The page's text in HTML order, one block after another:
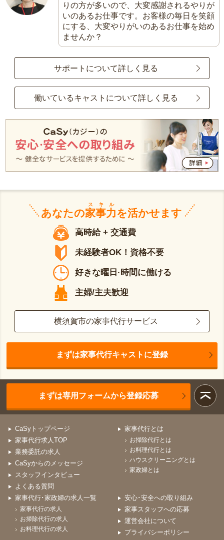
りの方が多いので、大変感謝されるやりが
いのあるお仕事です。お客様の毎日を笑顔
にする、大変やりがいのあるお仕事を始め
ませんか？
サポートについて詳しく見る
働いているキャストについて詳しく見る
あなたの家事力
スキル
を活かせます
高時給 + 交通費
未経験者OK！資格不要
好きな曜日·時間に働ける
主婦/主夫歓迎
横須賀市の家事代行サービス
まずは家事代行キャストに登録
まずは専用フォームから登録応募
CaSyトップページ
家事代行求人TOP
業務委託の求人
CaSyからのメッセージ
スタッフインタビュー
よくある質問
家事代行とは
お掃除代行とは
お料理代行とは
ハウスクリーニングとは
家政婦とは
家事代行･家政婦の求人一覧
家事代行の求人
お掃除代行の求人
お料理代行の求人
安心･安全への取り組み
家事スタッフへの応募
運営会社について
プライバシーポリシー